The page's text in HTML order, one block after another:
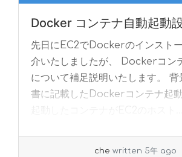
Docker コンテナ自動起動
先日にEC2でDockerのインスト
介いたしましたが、 Dockerコン
について補足説明いたします。 背
書に記載したDockerコンテナ起
che written 5年 ago